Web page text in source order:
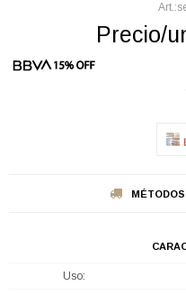
Precio/
Uso